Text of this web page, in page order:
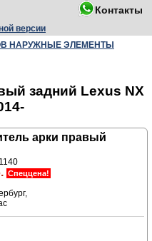
Контакты
версии
НАРУЖНЫЕ ЭЛЕМЕНТЫ
задний Lexus NX
арки правый
Спеццена!